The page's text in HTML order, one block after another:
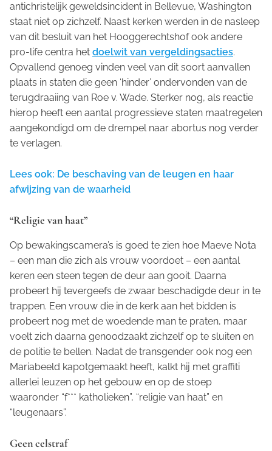
antichristelijk geweldsincident in Bellevue, Washington
staat niet op zichzelf. Naast kerken werden in de nasleep
van dit besluit van het Hooggerechtshof ook andere
pro-life centra het doelwit van vergeldingsacties.
Opvallend genoeg vinden veel van dit soort aanvallen
plaats in staten die geen ‘hinder’ ondervonden van de
terugdraaiing van Roe v. Wade. Sterker nog, als reactie
hierop heeft een aantal progressieve staten maatregelen
aangekondigd om de drempel naar abortus nog verder
te verlagen.
Lees ook: De beschaving van de leugen en haar
afwijzing van de waarheid
“Religie van haat”
Op bewakingscamera’s is goed te zien hoe Maeve Nota
– een man die zich als vrouw voordoet – een aantal
keren een steen tegen de deur aan gooit. Daarna
probeert hij tevergeefs de zwaar beschadigde deur in te
trappen. Een vrouw die in de kerk aan het bidden is
probeert nog met de woedende man te praten, maar
voelt zich daarna genoodzaakt zichzelf op te sluiten en
de politie te bellen. Nadat de transgender ook nog een
Mariabeeld kapotgemaakt heeft, kalkt hij met graffiti
allerlei leuzen op het gebouw en op de stoep
waaronder “f*** katholieken”, “religie van haat” en
“leugenaars”.
Geen celstraf